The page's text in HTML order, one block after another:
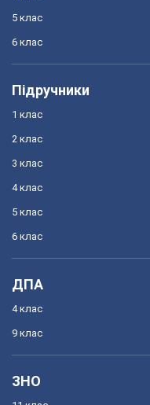
5 клас
6 клас
Підручники
1 клас
2 клас
3 клас
4 клас
5 клас
6 клас
ДПА
4 клас
9 клас
ЗНО